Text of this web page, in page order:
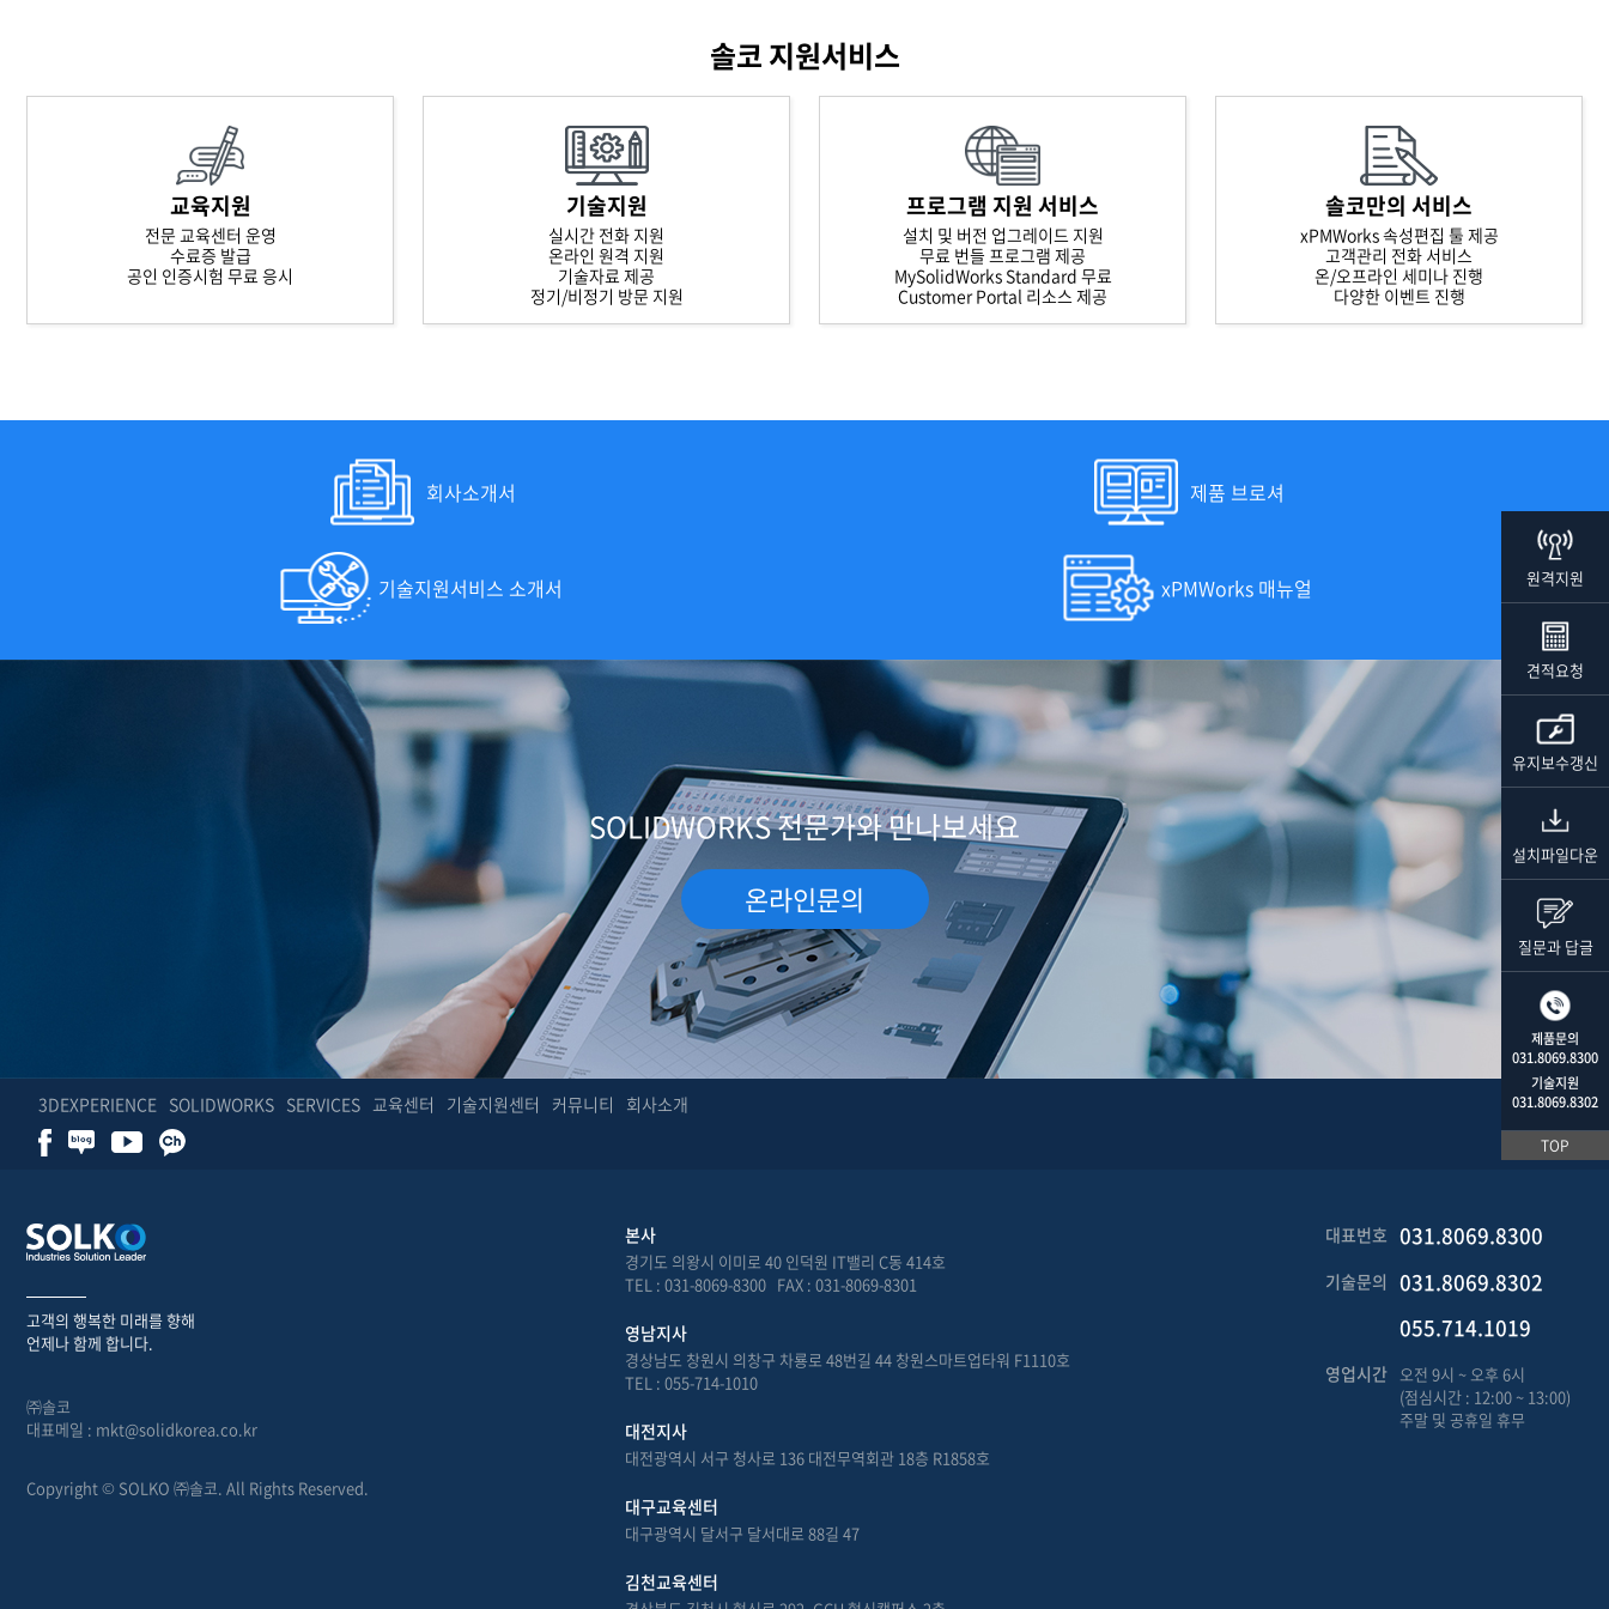
솔코 지원서비스
교육지원
전문 교육센터 운영
수료증 발급
공인 인증시험 무료 응시
기술지원
실시간 전화 지원
온라인 원격 지원
기술자료 제공
정기/비정기 방문 지원
프로그램 지원 서비스
설치 및 버전 업그레이드 지원
무료 번들 프로그램 제공
MySolidWorks Standard 무료
Customer Portal 리소스 제공
솔코만의 서비스
xPMWorks 속성편집 툴 제공
고객관리 전화 서비스
온/오프라인 세미나 진행
다양한 이벤트 진행
회사소개서 제품 브로셔
기술지원서비스 소개서 xPMWorks 매뉴얼
SOLIDWORKS 전문가와 만나보세요
온라인문의
원격지원
견적요청
유지보수갱신
설치파일다운
질문과 답글
제품문의
031.8069.8300
기술지원
031.8069.8302
TOP
3DEXPERIENCE SOLIDWORKS SERVICES 교육센터 기술지원센터 커뮤니티 회사소개
고객의 행복한 미래를 향해
언제나 함께 합니다.
㈜솔코
대표메일 : mkt@solidkorea.co.kr
Copyright © SOLKO ㈜솔코. All Rights Reserved.
본사
경기도 의왕시 이미로 40 인덕원 IT밸리 C동 414호
TEL : 031-8069-8300 FAX : 031-8069-8301
영남지사
경상남도 창원시 의창구 차룡로 48번길 44 창원스마트업타워 F1110호
TEL : 055-714-1010
대전지사
대전광역시 서구 청사로 136 대전무역회관 18층 R1858호
대구교육센터
대구광역시 달서구 달서대로 88길 47
김천교육센터
대표번호 031.8069.8300
기술문의 031.8069.8302
055.714.1019
영업시간 오전 9시 ~ 오후 6시
(점심시간 : 12:00 ~ 13:00)
주말 및 공휴일 휴무